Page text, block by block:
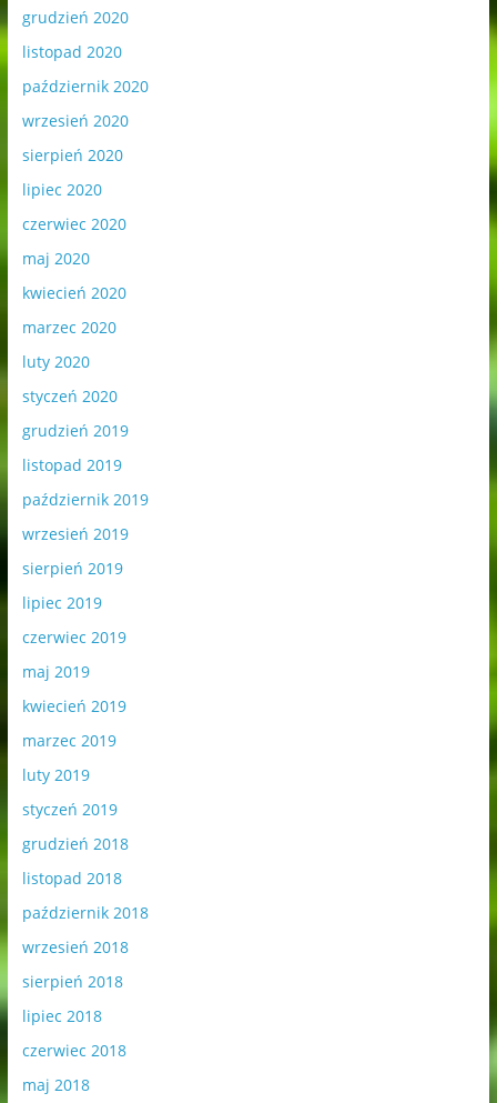
grudzień 2020
listopad 2020
październik 2020
wrzesień 2020
sierpień 2020
lipiec 2020
czerwiec 2020
maj 2020
kwiecień 2020
marzec 2020
luty 2020
styczeń 2020
grudzień 2019
listopad 2019
październik 2019
wrzesień 2019
sierpień 2019
lipiec 2019
czerwiec 2019
maj 2019
kwiecień 2019
marzec 2019
luty 2019
styczeń 2019
grudzień 2018
listopad 2018
październik 2018
wrzesień 2018
sierpień 2018
lipiec 2018
czerwiec 2018
maj 2018